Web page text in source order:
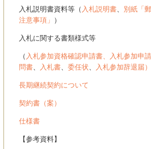
入札説明書資料等（ 入札説明書、 別紙「
注意事項」
）
入札に関する書類様式等
（ 入札参加資格確認申請書、 入札参加申
問書、 入札書、 委任状 入札参加辞退届）
長期継続契約について
契約書（案）
仕様書
【参考資料】